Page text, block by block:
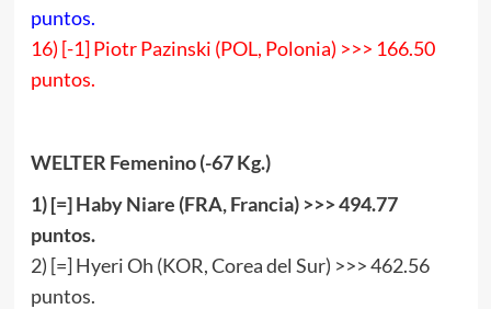
puntos.
16) [-1] Piotr Pazinski (POL, Polonia) >>> 166.50
puntos.
WELTER Femenino (-67 Kg.)
1) [=] Haby Niare (FRA, Francia) >>> 494.77
puntos.
2) [=] Hyeri Oh (KOR, Corea del Sur) >>> 462.56
puntos.